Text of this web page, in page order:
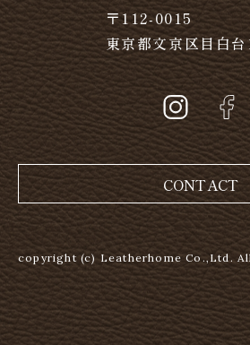
〒112-0015
東京都文京区目白
CONTACT
copyright (c) Leatherhome Co.,Ltd.